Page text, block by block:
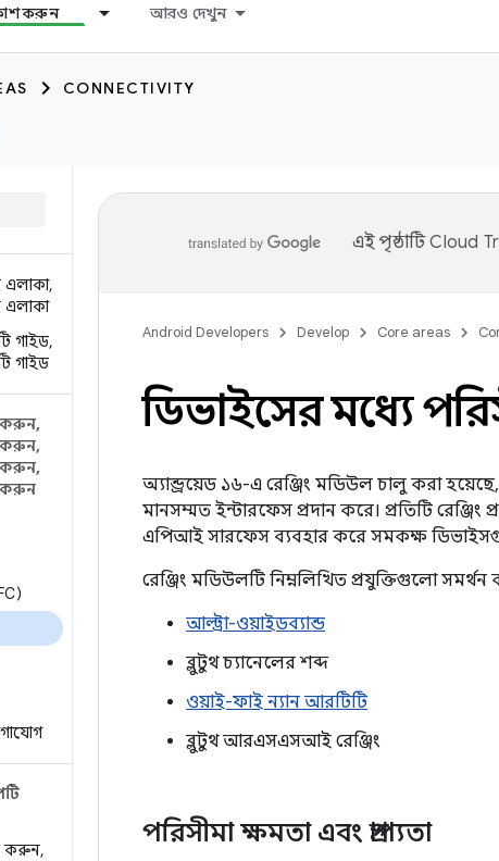
করুন আরও দেখুন
CONNECTIVITY
,
গাইড,
গাইড
করুন,
করুন,
করুন,
করুন
করুন,
এই পৃষ্ঠাটিCloud
Android Developers Develop Core areas
ডিভাইসের মধ্যে
অ্যান্ড্রয়েড ১৬-এ রেঞ্জিং মডিউল চালু করা
মানসম্মত ইন্টারফেস প্রদান করে। প্রতিটি
এপিআই সারফেস ব্যবহার করে সমকক্ষ
রেঞ্জিং মডিউলটি নিম্নলিখিত প্রযুক্তিগুলো সমর্থন
আল্ট্রা-ওয়াইডব্যান্ড
ব্লুটুথ চ্যানেলের শব্দ
ওয়াই-ফাই ন্যান আরটিটি
ব্লুটুথ আরএসএসআই রেঞ্জিং
পরিসীমা ক্ষমতা এবং প্রাপ্যতা